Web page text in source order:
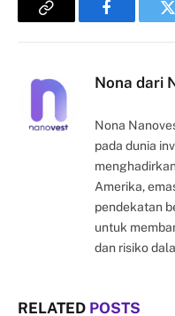
Copy
Facebook
Nona dari
Nona
pada dunia
Amerika,
pendekatan
untuk
dan risiko
RELATED POSTS